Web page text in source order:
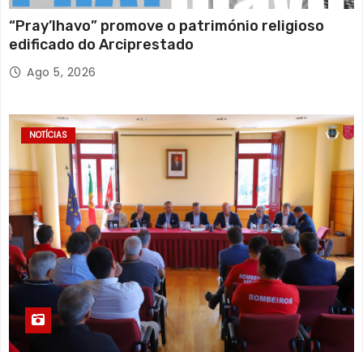
“Pray’lhavo” promove o património religioso
edificado do Arciprestado
Ago 5, 2026
NOTÍCIAS